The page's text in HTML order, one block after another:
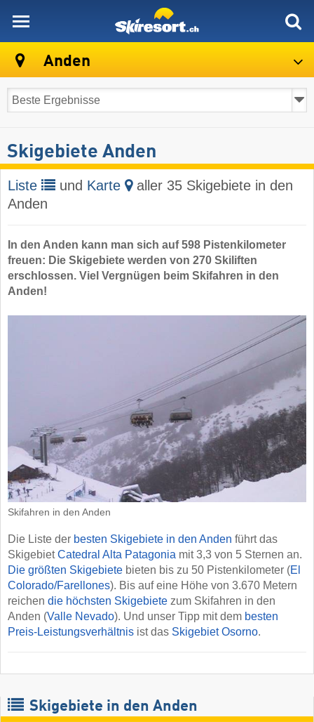
Anden
Skigebiete Anden
Liste und Karte
aller 35 Skigebiete in den
Anden
In den Anden kann man sich auf 598 Pistenkilometer
freuen: Die Skigebiete werden von 270 Skiliften
erschlossen. Viel Vergnügen beim Skifahren in den
Anden!
Skifahren in den Anden
Die Liste der besten Skigebiete in den Anden führt das
SkigebietCatedral Alta Patagonia mit 3,3 von 5 Sternen an.
Die größten Skigebiete bieten bis zu 50 Pistenkilometer (El
Colorado/​Farellones). Bis auf eine Höhe von 3.670 Metern
reichen die höchsten Skigebiete zum Skifahren in den
Anden (Valle Nevado). Und unser Tipp mit dem besten
Preis-Leistungsverhältnis ist das Skigebiet Osorno.
Skigebiete in den Anden